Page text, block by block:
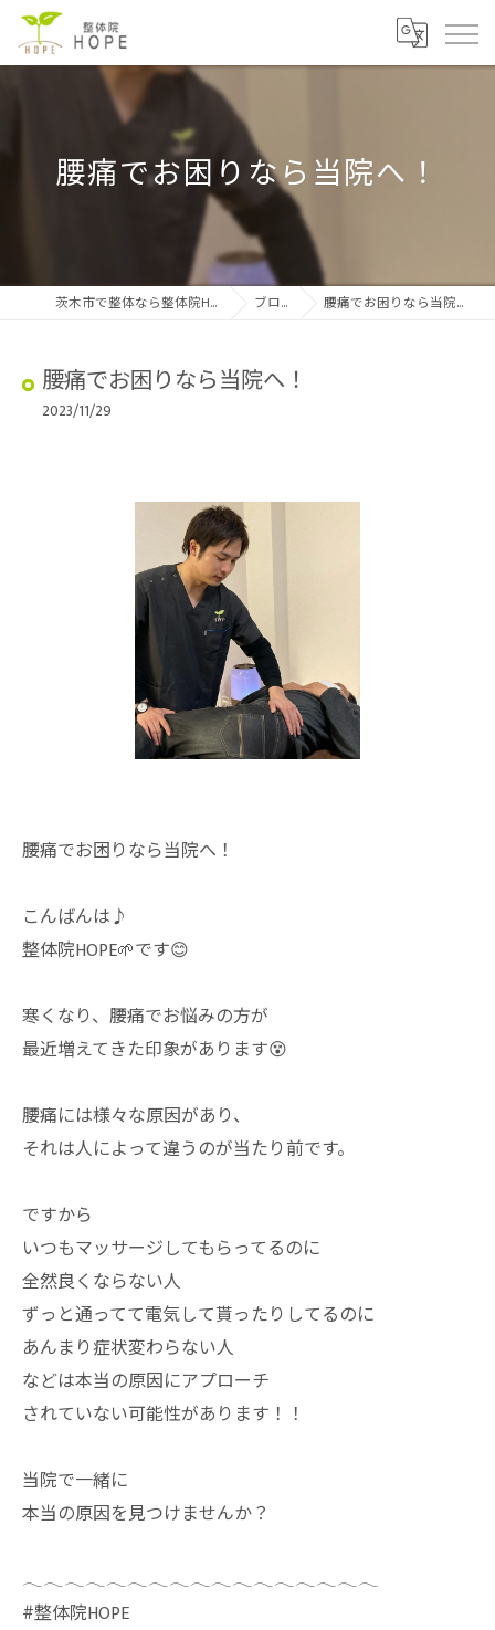
腰痛でお困りなら当院へ！
茨木市で整体なら整体院HOPE ブログ 腰痛でお困りなら当院へ！
腰痛でお困りなら当院へ！
2023/11/29
腰痛でお困りなら当院へ！
こんばんは♪
整体院HOPE🌱です😊
寒くなり、腰痛でお悩みの方が
最近増えてきた印象があります😵
腰痛には様々な原因があり、
それは人によって違うのが当たり前です。
ですから
いつもマッサージしてもらってるのに
全然良くならない人
ずっと通ってて電気して貰ったりしてるのに
あんまり症状変わらない人
などは本当の原因にアプローチ
されていない可能性があります！！
当院で一緒に
本当の原因を見つけませんか？
𓂃𓂃𓂃𓂃𓂃𓂃𓂃𓂃𓂃𓂃𓂃𓂃𓂃𓂃𓂃𓂃𓂃
⁡#整体院HOPE